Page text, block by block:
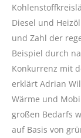
Diesel und
und Zahl der
Beispiel durch
Konkurrenz mit
erklärt Adrian
Wärme und
großen Bedarfs
auf Basis von